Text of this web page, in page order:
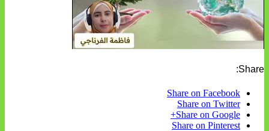
Share:
Share on Facebook
Share on Twitter
Share on Google+
Share on Pinterest